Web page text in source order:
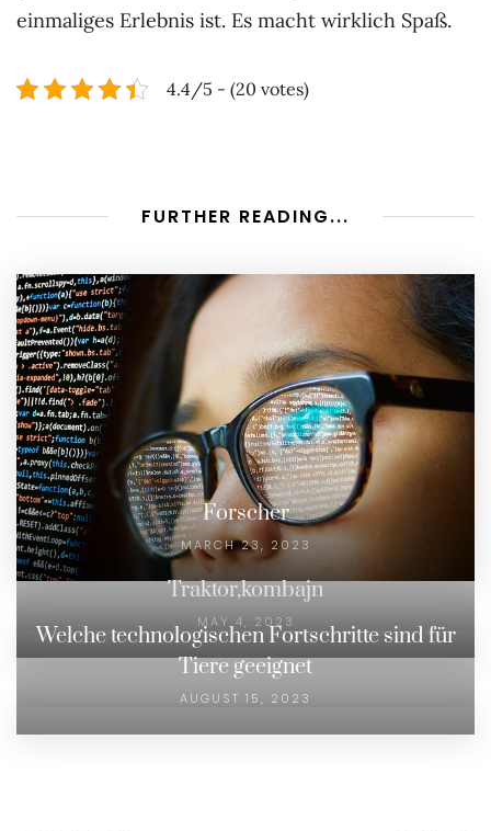
einmaliges Erlebnis ist. Es macht wirklich Spaß.
4.4/5 - (20 votes)
FURTHER READING...
Forscher
MARCH 23, 2023
Traktor,kombajn
MAY 4, 2023
Welche technologischen Fortschritte sind für
Tiere geeignet
AUGUST 15, 2023